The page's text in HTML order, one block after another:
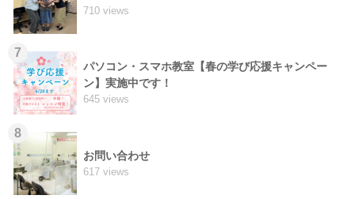
710 views
7
パソコン・スマホ教室【春の学び応援キャンペー
ン】実施中です！
645 views
8
お問い合わせ
617 views